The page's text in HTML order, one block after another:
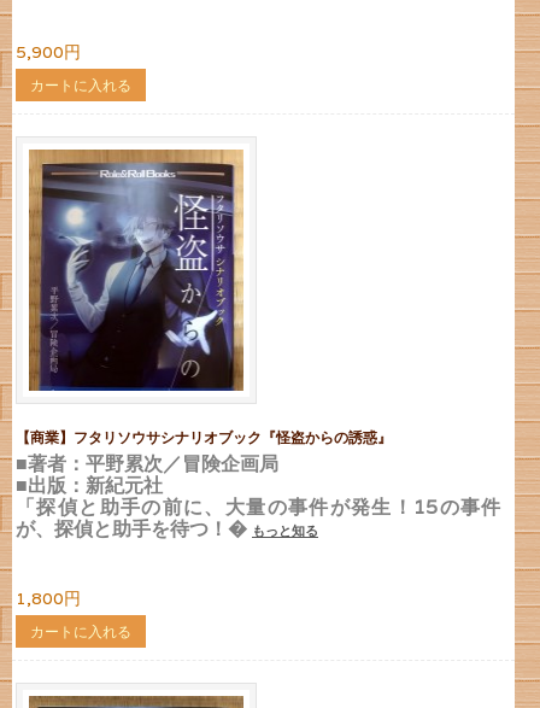
5,900円
カートに入れる
【商業】フタリソウサシナリオブック『怪盗からの誘惑』
■著者：平野累次／冒険企画局
■出版：新紀元社
「探偵と助手の前に、大量の事件が発生！15の事件
が、探偵と助手を待つ！� もっと知る
1,800円
カートに入れる